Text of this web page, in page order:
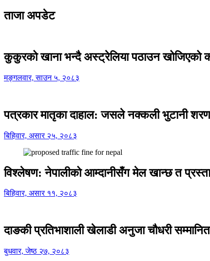
ताजा अपडेट
कुकुरको खाना भन्दै अस्ट्रेलिया पठाउन खोजिएको
मङ्गलवार, साउन ५, २०८३
पत्रकार मातृका दाहाल: जसले नक्कली भुटानी
बिहिवार, असार २५, २०८३
विश्लेषण: नेपालीको आम्दानीसँग मेल खान्छ त
बिहिवार, असार ११, २०८३
दाङकी प्रतिभाशाली खेलाडी अनुजा चौधरी सम्मानित
बुधवार, जेष्ठ २७, २०८३